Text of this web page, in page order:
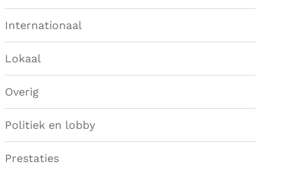
Internationaal
Lokaal
Overig
Politiek en lobby
Prestaties